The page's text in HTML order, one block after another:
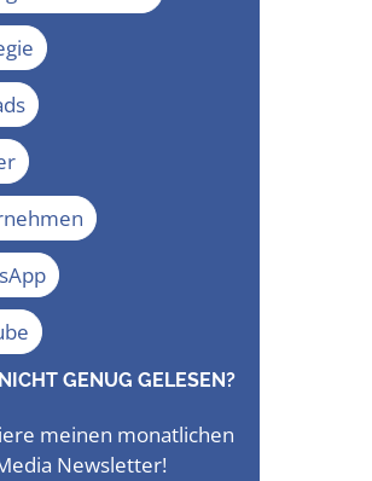
GENUG GELESEN?
meinen monatlichen
Newsletter!